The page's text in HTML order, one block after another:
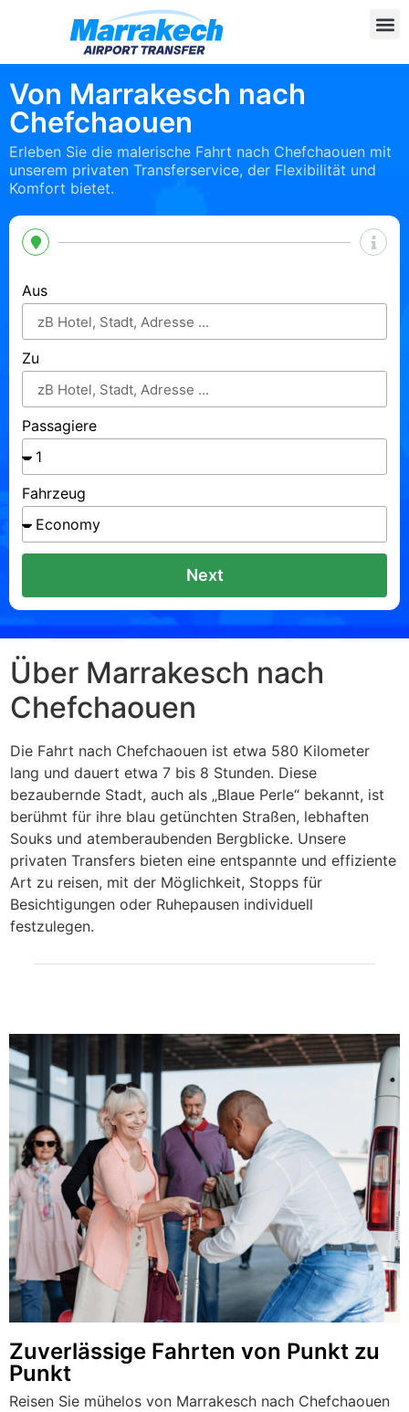
Von Marrakesch nach
Chefchaouen
Erleben Sie die malerische Fahrt nach Chefchaouen mit
unserem privaten Transferservice, der Flexibilität und
Komfort bietet.
Aus
Zu
Passagiere
Fahrzeug
Next
Über Marrakesch nach
Chefchaouen
Die Fahrt nach Chefchaouen ist etwa 580 Kilometer
lang und dauert etwa 7 bis 8 Stunden. Diese
bezaubernde Stadt, auch als „Blaue Perle“ bekannt, ist
berühmt für ihre blau getünchten Straßen, lebhaften
Souks und atemberaubenden Bergblicke. Unsere
privaten Transfers bieten eine entspannte und effiziente
Art zu reisen, mit der Möglichkeit, Stopps für
Besichtigungen oder Ruhepausen individuell
festzulegen.
Zuverlässige Fahrten von Punkt zu
Punkt
Reisen Sie mühelos von Marrakesch nach Chefchaouen